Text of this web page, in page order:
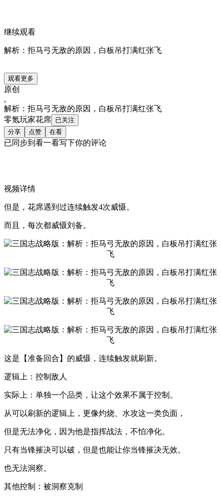
继续观看
解析：拒马弓无敌的原因，白板吊打满红张飞
观看更多
原创
,
解析：拒马弓无敌的原因，白板吊打满红张飞
零氪玩家花席 已关注
分享
点赞 在看
已同步到看一看写下你的评论
视频详情
但是，花席遇到过连续触发4次威慑。
而且，每次都威慑刘备。
这是【准备回合】的威慑，连续触发就刷新。
逻辑上：控制敌人
实际上：单独一个品类，让这个效果不属于控制。
从可以刷新的逻辑上，更像灼烧、水攻这一类负面，
但是无法净化，因为他是指挥战法，不怕净化。
只有当锋摧决可以破，但是也能让你当锋摧决无效。
也无法洞察。
其他控制：被洞察克制